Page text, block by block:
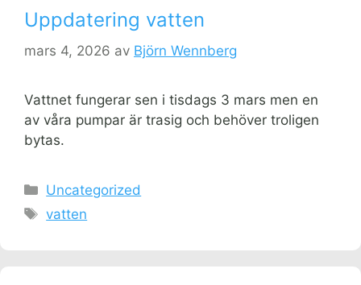
Uppdatering vatten
mars 4, 2026 av Björn Wennberg
Vattnet fungerar sen i tisdags 3 mars men en
av våra pumpar är trasig och behöver troligen
bytas.
Kategorier
Uncategorized
Etiketter
vatten